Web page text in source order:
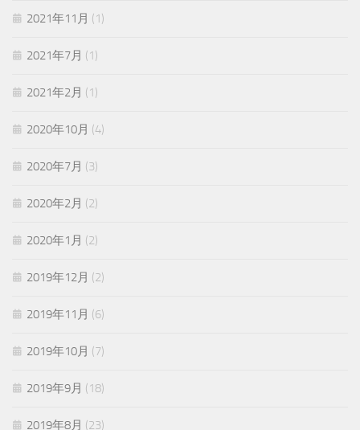
2021年11月 (1)
2021年7月 (1)
2021年2月 (1)
2020年10月 (4)
2020年7月 (3)
2020年2月 (2)
2020年1月 (2)
2019年12月 (2)
2019年11月 (6)
2019年10月 (7)
2019年9月 (18)
2019年8月 (23)